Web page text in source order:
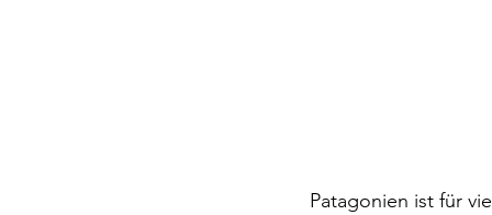
Patagonien ist für